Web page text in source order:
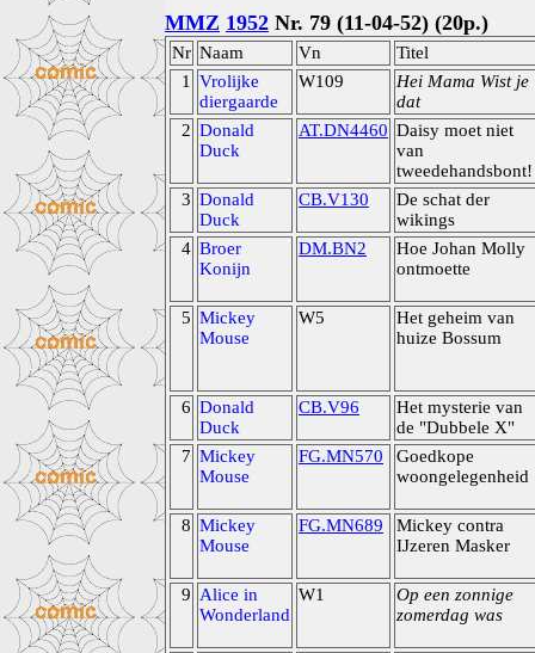
MMZ 1952 Nr. 79 (11-04-52) (20p.)
Nr Naam Vn
Titel
1
Vrolijke
diergaarde
W109
Hei Mama Wist je
dat
2 Donald
Duck
AT.DN4460 Daisy moet niet
van
tweedehandsbont!
3 Donald
Duck
CB.V130
De schat der
wikings
4 Broer
Konijn
DM.BN2
Hoe Johan Molly
ontmoette
5 Mickey
Mouse
W5
Het geheim van
huize Bossum
6 Donald
Duck
CB.V96
Het mysterie van
de "Dubbele X"
7 Mickey
Mouse
FG.MN570
Goedkope
woongelegenheid
8 Mickey
Mouse
FG.MN689
Mickey contra
IJzeren Masker
9 Alice in
Wonderland
W1
Op een zonnige
zomerdag was